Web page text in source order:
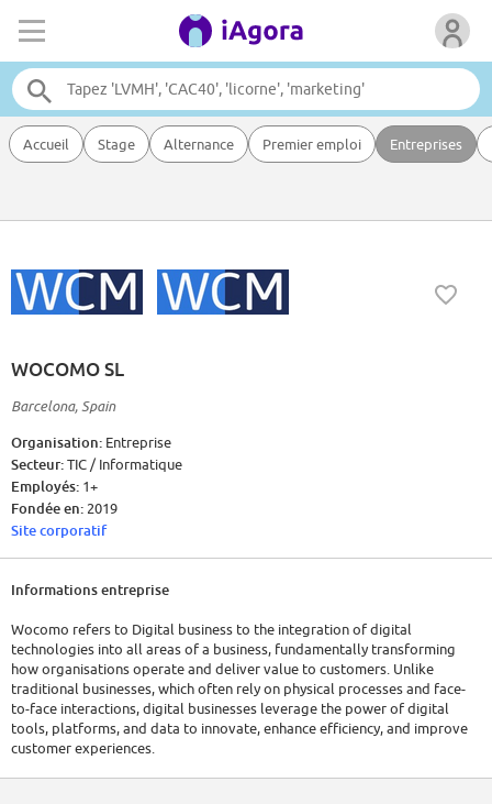
Accueil Stage Alternance Premier emploi Entreprises
WOCOMO SL
Barcelona, Spain
Organisation: Entreprise
Secteur:TIC / Informatique
Employés: 1+
Fondée en: 2019
Site corporatif
Informations entreprise
Wocomo refers to Digital business to the integration of digital
technologies into all areas of a business, fundamentally transforming
how organisations operate and deliver value to customers. Unlike
traditional businesses, which often rely on physical processes and face-
to-face interactions, digital businesses leverage the power of digital
tools, platforms, and data to innovate, enhance efficiency, and improve
customer experiences.